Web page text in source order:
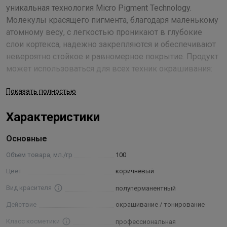
уникальная технология Micro Pigment Technology.
Молекулы красящего пигмента, благодаря маленькому
атомному весу, с легкостью проникают в глубокие
слои кортекса, надежно закрепляются и обеспечивают
невероятно стойкое и равномерное покрытие. Продукт
может использоваться для всех техник окрашивания:
3-х оттенков, что делает его универсальным и
результата.
основанный на сочетании гидролизатов натурального
шелка и риса. Их комбинированное воздействие
структуру прядей, наполняет локоны удивительной
силой и мерцающим блеском. Алоэ вера и провитамин
В5 уберегают волосы от пересыхания, обеспечивают
Показать полностью
Характеристики
Основные
Объем товара, мл./гр 100
Цвет коричневый
Вид красителя полуперманентный
Действие окрашивание / тонирование
Класс косметики профессиональная